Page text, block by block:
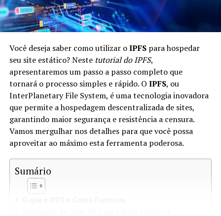
Você deseja saber como utilizar oIPFSpara hospedar
seu site estático? Neste tutorial do IPFS,
apresentaremos um passo a passo completo que
tornará o processo simples e rápido. O IPFS, ou
InterPlanetary File System, é uma tecnologia inovadora
que permite a hospedagem descentralizada de sites,
garantindo maior segurança e resistência a censura.
Vamos mergulhar nos detalhes para que você possa
aproveitar ao máximo esta ferramenta poderosa.
Sumário